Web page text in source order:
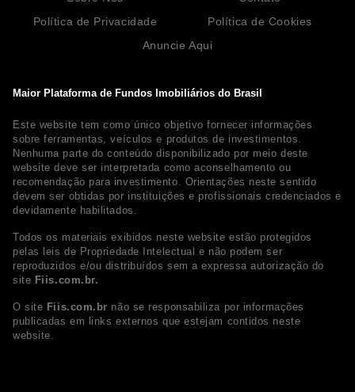
Maior Plataforma de Fundos Imobiliários do Brasil
Este website tem como único objetivo fornecer informações
sobre ferramentas, veículos e produtos de investimentos.
Nenhuma parte do conteúdo disponibilizado por meio deste
website deve ser interpretada como aconselhamento ou
recomendação para investimento. Orientações neste sentido
devem ser obtidas por instituições e profissionais credenciados e
devidamente habilitados.
Todos os materiais exibidos neste website estão protegidos
pelas leis de Propriedade Intelectual e não podem ser
reproduzidos e/ou distribuídos sem a expressa autorização do
site Fiis.com.br.
O site Fiis.com.br não se responsabiliza por informações
publicadas em links externos que estejam contidos neste
website.
Política de Privacidade
Política de Cookies
Anuncie Aqui